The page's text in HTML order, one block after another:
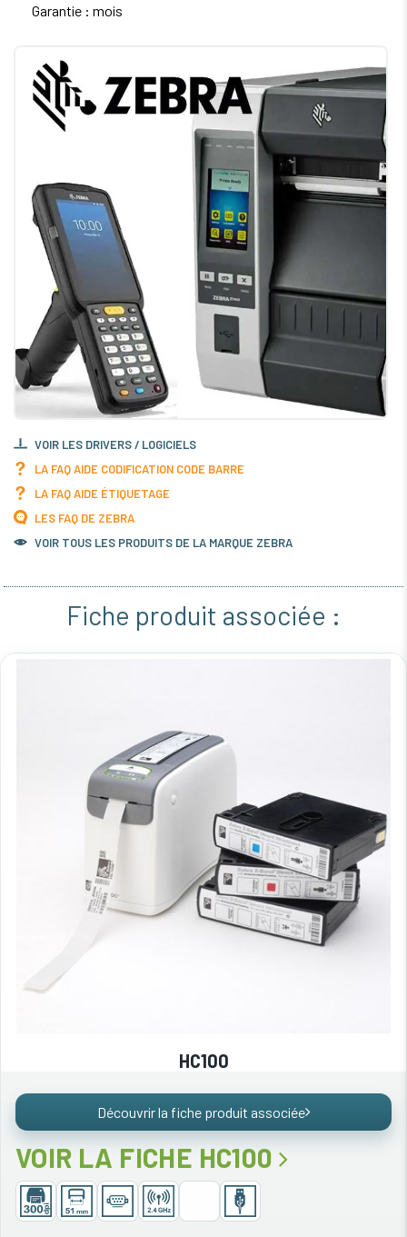
VOIR LES DRIVERS / LOGICIELS
LA FAQ AIDE CODIFICATION CODE BARRE
LA FAQ AIDE ÉTIQUETAGE
LES FAQ DE ZEBRA
VOIR TOUS LES PRODUITS DE LA MARQUE ZEBRA
Garantie : mois
Fiche produit associée :
HC100
Découvrir la fiche produit associée
VOIR LA FICHE HC100